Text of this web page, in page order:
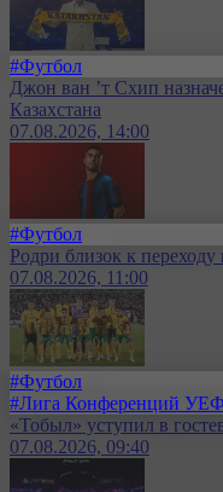
#Футбол
Джон ван ’т Схип
Казахстана
07.08.2026, 14:00
#Футбол
Родри близок к переходу
07.08.2026, 11:00
#Футбол
#Лига Конференций
«Тобыл» уступил в
07.08.2026, 09:40